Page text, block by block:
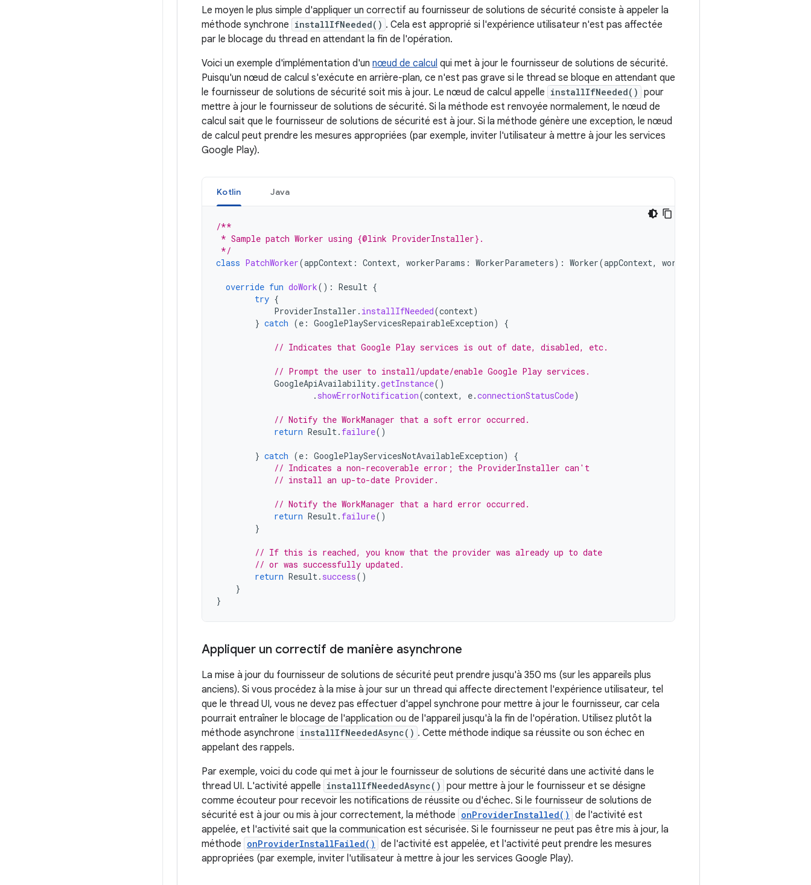
Le moyen le plus simple d'appliquer un correctif au fournisseur de solutions de sécurité consiste à appeler la
méthode synchrone installIfNeeded() . Cela est approprié si l'expérience utilisateur n'est pas affectée
par le blocage du thread en attendant la fin de l'opération.
Voici un exemple d'implémentation d'un nœud de calcul qui met à jour le fournisseur de solutions de sécurité.
Puisqu'un nœud de calcul s'exécute en arrière-plan, ce n'est pas grave si le thread se bloque en attendant que
le fournisseur de solutions de sécurité soit mis à jour. Le nœud de calcul appelle installIfNeeded() pour
mettre à jour le fournisseur de solutions de sécurité. Si la méthode est renvoyée normalement, le nœud de
calcul sait que le fournisseur de solutions de sécurité est à jour. Si la méthode génère une exception, le nœud
de calcul peut prendre les mesures appropriées (par exemple, inviter l'utilisateur à mettre à jour les services
Google Play).
Kotlin Java
/**
* Sample patch Worker using {@link ProviderInstaller}.
*/
class PatchWorker(appContext : Context, workerParams : WorkerParameters): Worker(appContext, workerParams
override fun doWork(): Result {
try {
ProviderInstaller . installIfNeeded(context)
} catch (e : GooglePlayServicesRepairableException) {
// Indicates that Google Play services is out of date, disabled, etc.
// Prompt the user to install/update/enable Google Play services.
GoogleApiAvailability.getInstance()
. showErrorNotification(context, e.connectionStatusCode)
// Notify the WorkManager that a soft error occurred.
return Result. failure()
} catch (e : GooglePlayServicesNotAvailableException)
{
// Indicates a non-recoverable error; the ProviderInstaller can't
// install an up-to-date Provider.
// Notify the WorkManager that a hard error occurred.
return Result. failure()
}
// If this is reached, you know that the provider was already up to date
// or was successfully updated.
return Result. success()
}
}
Appliquer un correctif de manière asynchrone
La mise à jour du fournisseur de solutions de sécurité peut prendre jusqu'à 350 ms (sur les appareils plus
anciens). Si vous procédez à la mise à jour sur un thread qui affecte directement l'expérience utilisateur, tel
que le thread UI, vous ne devez pas effectuer d'appel synchrone pour mettre à jour le fournisseur, car cela
pourrait entraîner le blocage de l'application ou de l'appareil jusqu'à la fin de l'opération. Utilisez plutôt la
méthode asynchrone installIfNeededAsync() . Cette méthode indique sa réussite ou son échec en
appelant des rappels.
Par exemple, voici du code qui met à jour le fournisseur de solutions de sécurité dans une activité dans le
thread UI. L'activité appelle installIfNeededAsync() pour mettre à jour le fournisseur et se désigne
comme écouteur pour recevoir les notifications de réussite ou d'échec. Si le fournisseur de solutions de
sécurité est à jour ou mis à jour correctement, la méthode onProviderInstalled() de l'activité est
appelée, et l'activité sait que la communication est sécurisée. Si le fournisseur ne peut pas être mis à jour, la
méthode onProviderInstallFailed() de l'activité est appelée, et l'activité peut prendre les mesures
appropriées (par exemple, inviter l'utilisateur à mettre à jour les services Google Play).